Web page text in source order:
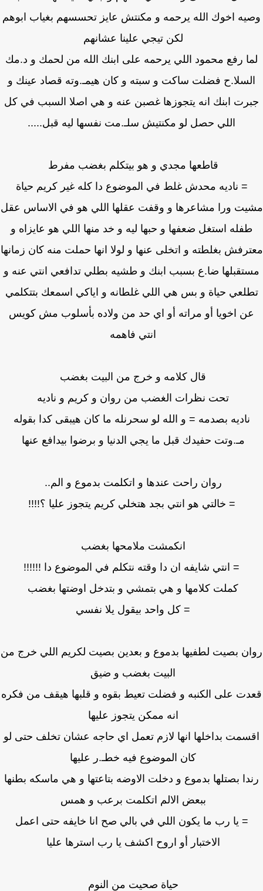
اخوك الله يرحمه و مكنتش عايز تحسسهم بغياب ابوهم
لكن تيجي علينا عشانهم
رفع محمود اللي يرحمه على ابنك الله من لحمك و د.مك
فضلت ساكت و سبته و كان هيمـ.وته قصاد عينك و
ابنك انه يتجوزها غصبن عنه و هي اصلا السبب في كل
اللي حصل لو مكنتيش سلـ.مت نفسها ليه قبل.....
قاطعها مجدي و هو بيتكلم بغضب مفرط
= ناديه محدش غلط في الموضوع دا كله غير كريم حياة
ورا مشاعرها و وقفت عقلها اللي هو في الاساس عقل
طفله استغل ضعفها و حبها ليه و خد منها اللي هو عايزاه و
بغلطته و اتخلى عنها و لولا انها حملت منه كان زمانها
ضا.ع بسبب ابنك و طشيه بطلي تدافعي انتي عنه و
حياة و بس هي اللي غلطانه و اياكي اسمعك بتتكلمي
اخويا أو مراته أو اي حد من ولاده بأسلوب مش كويس
انتي فاهمه
قال كلامه و خرج من البيت بغضب
تحت نظرات الغضب من روان و كريم و ناديه
ناديه بصدمه = و الله لو سحرنله ما كان هيبقى كدا بقوله
مـ.وتت حفيدك قبل ما يجي الدنيا و برضوا بيدافع عنها
روان راحت عندها و اتكلمت بدموع و الم..
= خالتي هو انتي بجد هتخلي كريم يتجوز عليا ؟!!!!
انكمشت ملامحها بغضب
= انتي شايفه ان دا وقته نتكلم في الموضوع دا !!!!!!
كملت كلامها و هي بتمشي و بتدخل اوضتها بغضب
= كل واحد بيقول يلا نفسي
بصيت لطفيها بدموع و بعدين بصيت لكريم اللي خرج من
البيت بغضب و ضيق
على الكنبه و فضلت تعيط بقوه و قلبها هيقف من فكره
انه ممكن يتجوز عليها
بداخلها انها لازم تعمل اي حاجه عشان تخلف حتى لو
كان الموضوع فيه خطـ.ر عليها
بصتلها بدموع و دخلت الاوضه بتاعتها و هي ماسكه بطنها
ببعض الالم اتكلمت برعب و همس
= يا رب ما يكون اللي في بالي صح انا خايفه حتى اعمل
الاختبار أو اروح اكشف يا رب استرها عليا
حياة صحيت من النوم